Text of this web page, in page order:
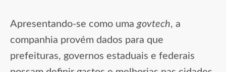
Apresentando-se como uma govtech, a
companhia provém dados para que
prefeituras, governos estaduais e federais